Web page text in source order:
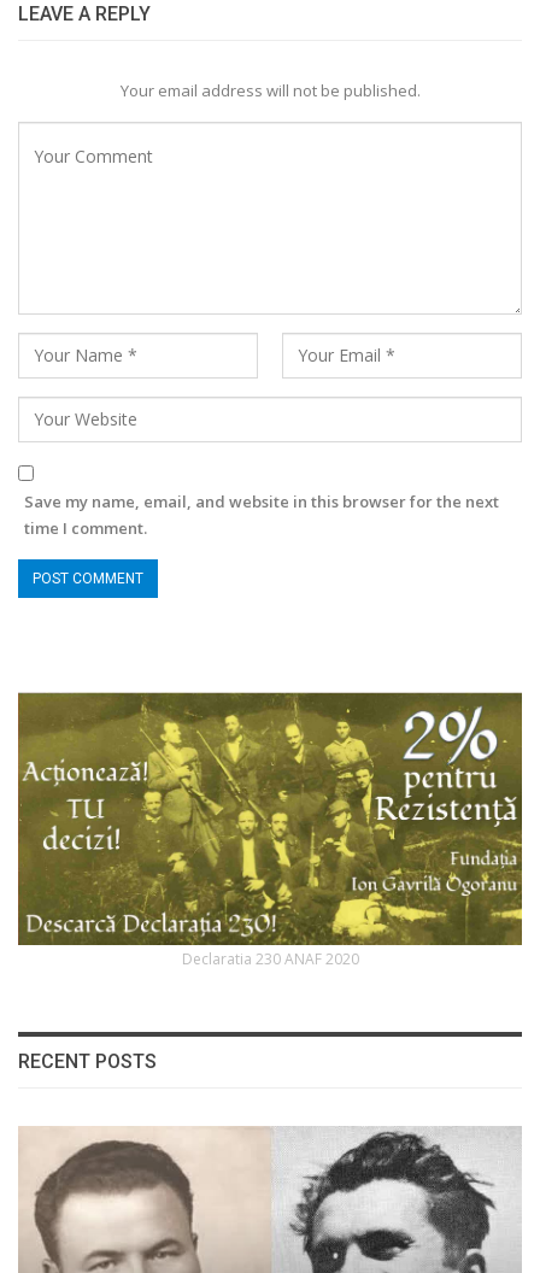
LEAVE A REPLY
Your email address will not be published.
Save my name, email, and website in this browser for the next
time I comment.
Declaratia 230 ANAF 2020
RECENT POSTS